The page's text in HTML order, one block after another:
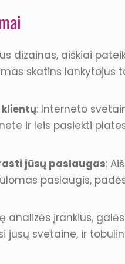
dizainas, aiškiai
skatins lankytojus
: Interneto
ir leis pasiekti
jūsų paslaugas:
paslaugis,
analizės įrankius,
jūsų svetaine, ir